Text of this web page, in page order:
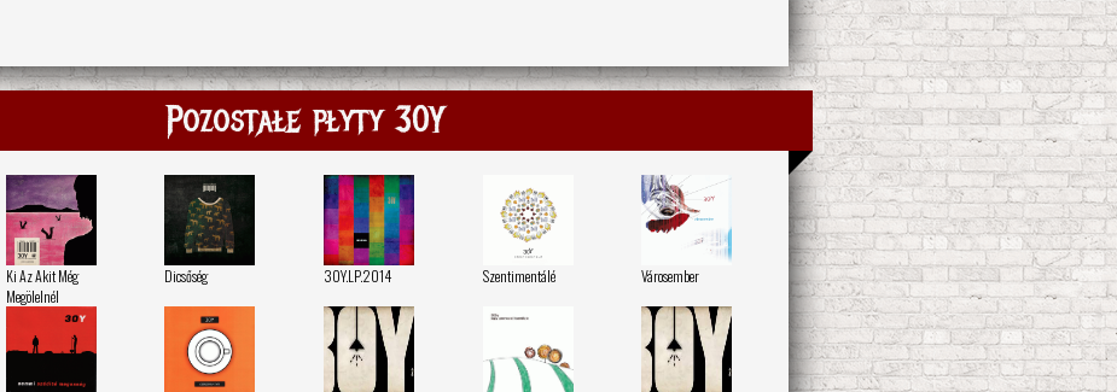
Pozostałe płyty 30Y
Ki Az Akit Még
Megölelnél
Dicsőség 30Y.LP.2014 Szentimentálé Városember